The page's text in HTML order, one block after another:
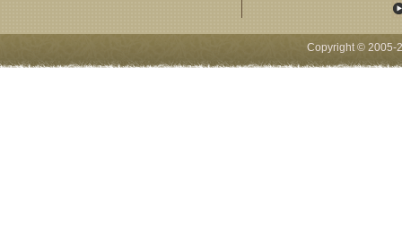
Copyright © 2005-